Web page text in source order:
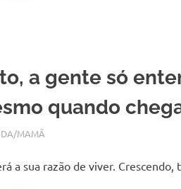
a gente só
quando
1, 2018
MAMÃ
a sua razão de viver.